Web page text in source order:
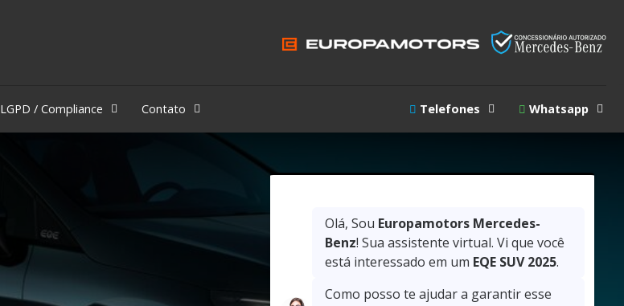
LGPD / Compliance Contato Telefones Whatsapp